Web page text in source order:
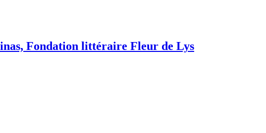
Fondation littéraire Fleur de Lys